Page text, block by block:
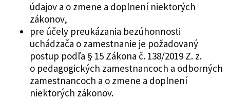
údajov a o zmene a doplnení niektorých
zákonov,
pre účely preukázania bezúhonnosti
uchádzača o zamestnanie je požadovaný
postup podľa § 15 Zákona č. 138/2019 Z. z.
o pedagogických zamestnancoch a odborných
zamestnancoch a o zmene a doplnení
niektorých zákonov.